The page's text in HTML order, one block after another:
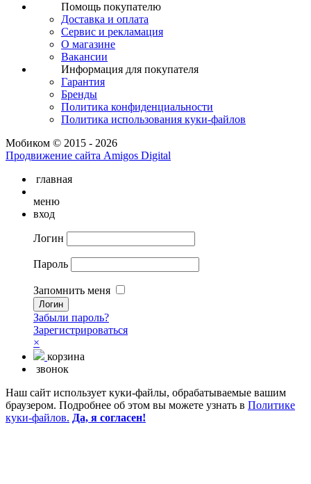
Помощь покупателю
Доставка и оплата
Сервис и рекламация
О магазине
Вакансии
Информация для покупателя
Гарантия
Бренды
Политика конфиденциальности
Политика использования куки-файлов
Мобиком © 2015 - 2026
Продвижение сайта Amigos Digital
главная
меню
вход
Логин
Пароль
Запомнить меня
Забыли пароль?
Зарегистрироваться
×
корзина
звонок
Наш сайт использует куки-файлы, обрабатываемые вашим
браузером. Подробнее об этом вы можете узнать в Политике
куки-файлов. Да, я согласен!